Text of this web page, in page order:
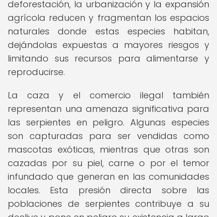
deforestación, la urbanización y la expansión
agrícola reducen y fragmentan los espacios
naturales donde estas especies habitan,
dejándolas expuestas a mayores riesgos y
limitando sus recursos para alimentarse y
reproducirse.
La caza y el comercio ilegal también
representan una amenaza significativa para
las serpientes en peligro. Algunas especies
son capturadas para ser vendidas como
mascotas exóticas, mientras que otras son
cazadas por su piel, carne o por el temor
infundado que generan en las comunidades
locales. Esta presión directa sobre las
poblaciones de serpientes contribuye a su